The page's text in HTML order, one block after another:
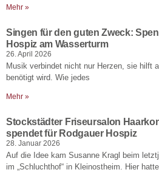
Mehr »
Singen für den guten Zweck:
Hospiz am Wasserturm
26. April 2026
Musik verbindet nicht nur Herzen, sie hilft
benötigt wird. Wie jedes
Mehr »
Stockstädter Friseursalon
spendet für Rodgauer Hospiz
28. Januar 2026
Auf die Idee kam Susanne Kragl beim
im „Schluchthof“ in Kleinostheim. Hier